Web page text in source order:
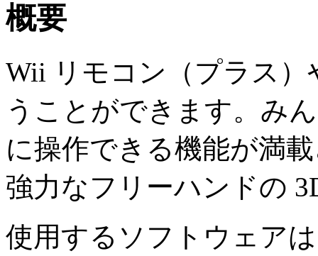
概要
Wii リモコン（プラス
うことができます。み
に操作できる機能が満
強力なフリーハンドの
使用するソフトウェア